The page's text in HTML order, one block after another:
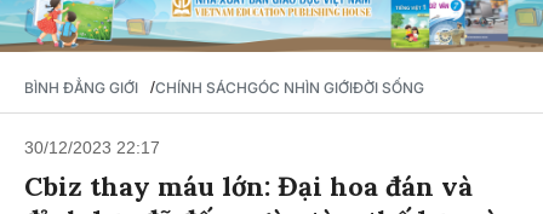
BÌNH ĐẲNG GIỚI /CHÍNH SÁCHGÓC NHÌN GIỚIĐỜI SỐNG
30/12/2023 22:17
Cbiz thay máu lớn: Đại hoa đán và